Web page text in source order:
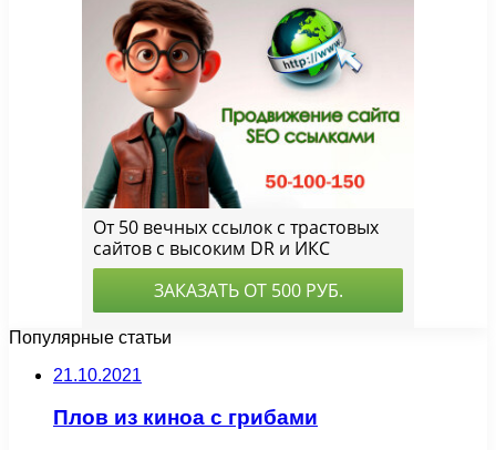
Популярные статьи
21.10.2021
Плов из киноа с грибами